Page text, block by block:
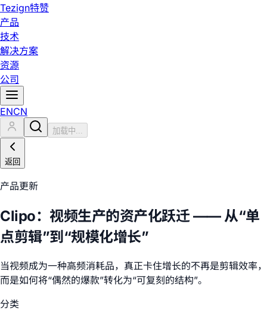
Tezign特赞
产品
技术
解决方案
资源
公司
ENCN
加载中...
返回
产品更新
Clipo：视频生产的资产化跃迁 —— 从“单
点剪辑”到“规模化增长”
当视频成为一种高频消耗品，真正卡住增长的不再是剪辑效率，
而是如何将“偶然的爆款”转化为“可复刻的结构”。
分类